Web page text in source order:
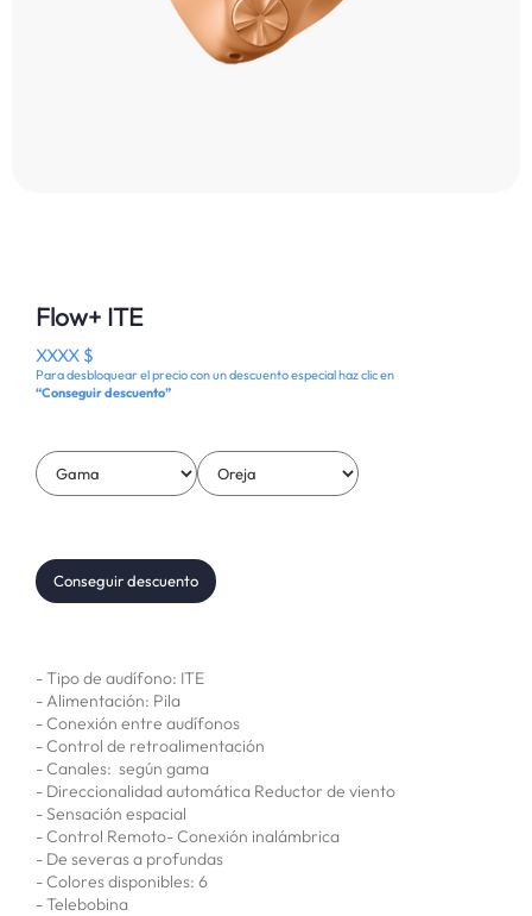
Flow+ ITE
XXXX $
Para desbloquear el precio con un descuento especial haz clic en
“Conseguir descuento”
Conseguir descuento
- Tipo de audífono: ITE
- Alimentación: Pila
- Conexión entre audífonos
- Control de retroalimentación
- Canales: según gama
- Direccionalidad automática Reductor de viento
- Sensación espacial
- Control Remoto- Conexión inalámbrica
- De severas a profundas
- Colores disponibles: 6
- Telebobina